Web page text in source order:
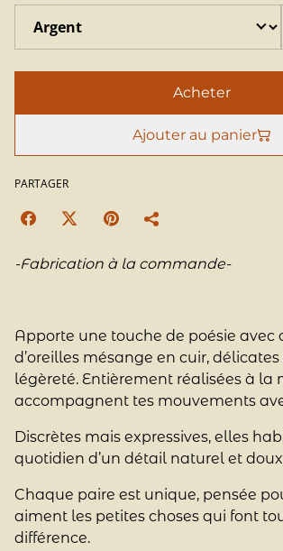
Acheter
Ajouter au panier
PARTAGER
-Fabrication à la commande-
Apporte une touche de poésie avec
d’oreilles mésange en cuir,
légèreté. Entièrement réalisées à la
accompagnent tes mouvements
Discrètes mais expressives, elles
quotidien d’un détail naturel et
Chaque paire est unique, pensée
aiment les petites choses qui font
différence.